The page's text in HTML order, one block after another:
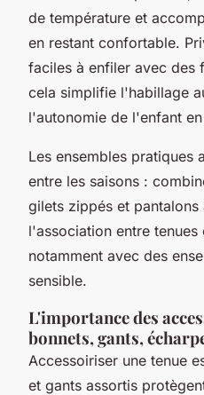
de température et
en restant confortable.
faciles à enfiler avec des
cela simplifie l'habillage
l'autonomie de l'enfant
Les ensembles pratiques
entre les saisons :
gilets zippés et pantalons
l'association entre
notamment avec des
sensible.
L'importance des
bonnets, gants,
Accessoiriser une tenue
et gants assortis